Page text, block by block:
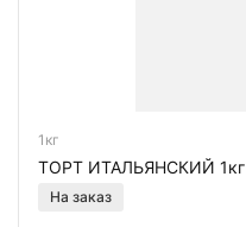
1кг
ТОРТ ИТАЛЬЯНСКИЙ 1кг
На заказ